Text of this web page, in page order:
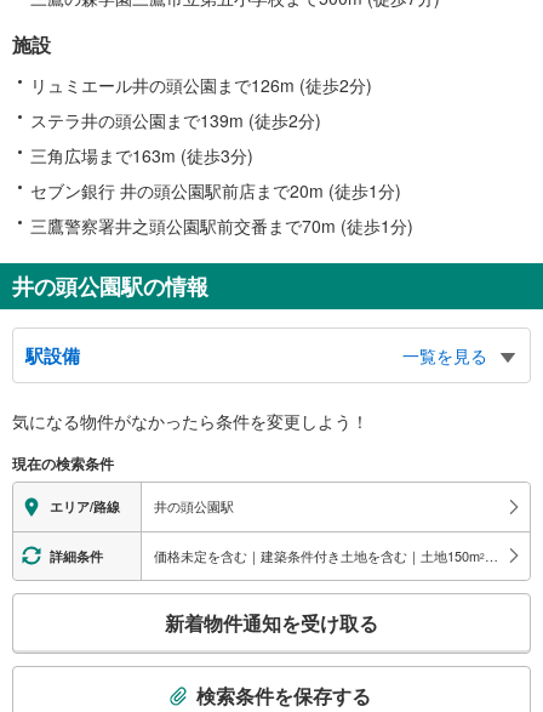
施設
リュミエール井の頭公園まで126m (徒歩2分)
ステラ井の頭公園まで139m (徒歩2分)
三角広場まで163m (徒歩3分)
セブン銀行 井の頭公園駅前店まで20m (徒歩1分)
三鷹警察署井之頭公園駅前交番まで70m (徒歩1分)
井の頭公園駅の情報
駅設備
一覧を見る
※段差なしでの移動経路
地上⇔改札⇔ホーム：○
エレベータ
・２番線ホーム（１Ｆ）⇔改札内連絡通路（Ｂ１Ｆ）
・改札内連絡通路（Ｂ１Ｆ）⇔改札内（１Ｆ）
トイレ
スロープ
気になる物件がなかったら条件を変更しよう！
現在の検索条件
エリア/路線 井の頭公園駅
詳細条件 価格未定を含む｜建築条件付き土地を含む｜土地150m2 以上
検
新着物件通知を受け取る
検索条件を保存する